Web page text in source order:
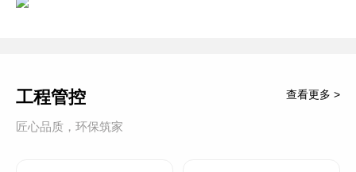
工程管控
匠心品质，环保筑家
查看更多 >